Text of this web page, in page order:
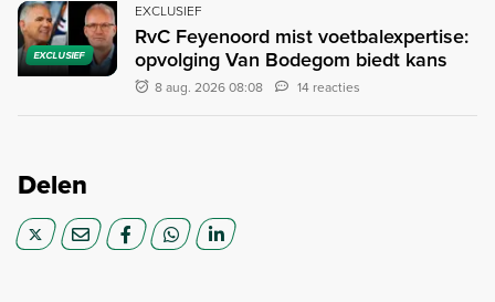
EXCLUSIEF
EXCLUSIEF
RvC Feyenoord mist voetbalexpertise:
opvolging Van Bodegom biedt kans
8 aug. 2026 08:08 14 reacties
Delen